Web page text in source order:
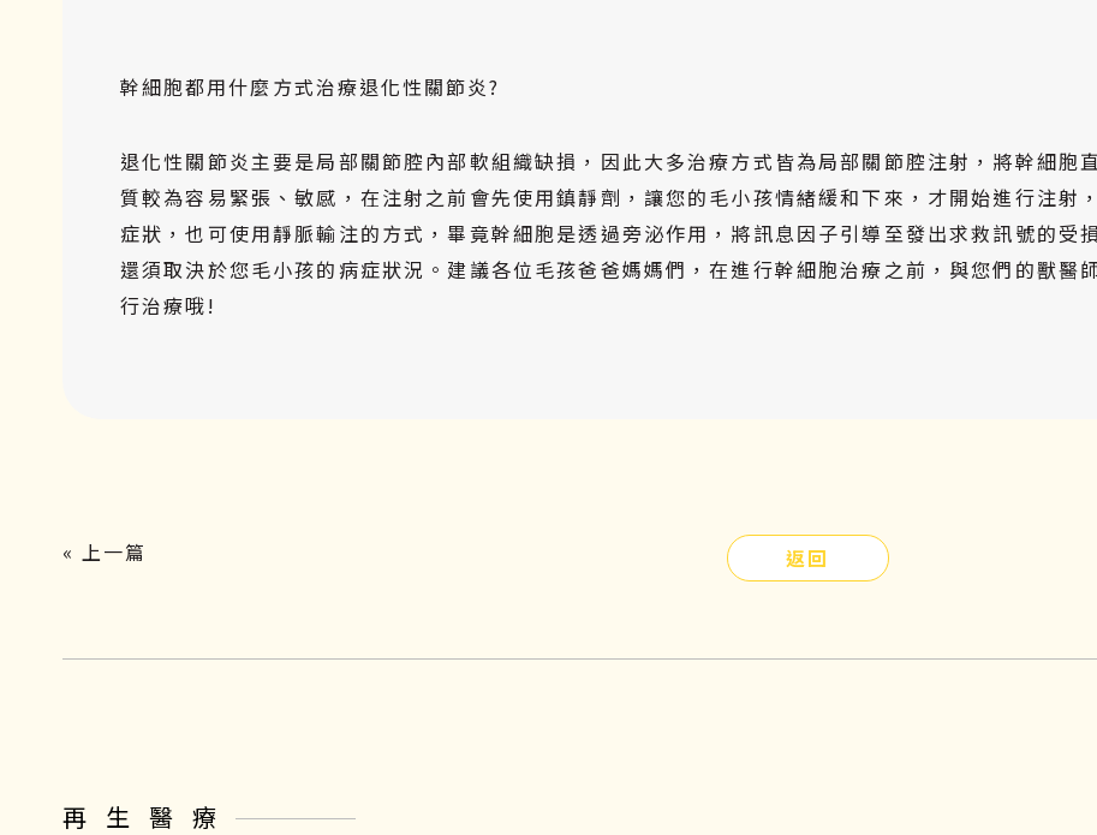
幹細胞都用什麼方式治療退化性關節炎?
退化性關節炎主要是局部關節腔內部軟組織缺損，因此大多治療方式皆為局部關節腔注射，將幹細胞
質較為容易緊張、敏感，在注射之前會先使用鎮靜劑，讓您的毛小孩情緒緩和下來，才開始進行注射
症狀，也可使用靜脈輸注的方式，畢竟幹細胞是透過旁泌作用，將訊息因子引導至發出求救訊號的受
還須取決於您毛小孩的病症狀況。建議各位毛孩爸爸媽媽們，在進行幹細胞治療之前，與您們的獸醫
行治療哦!
« 上一篇 返回
再生醫療